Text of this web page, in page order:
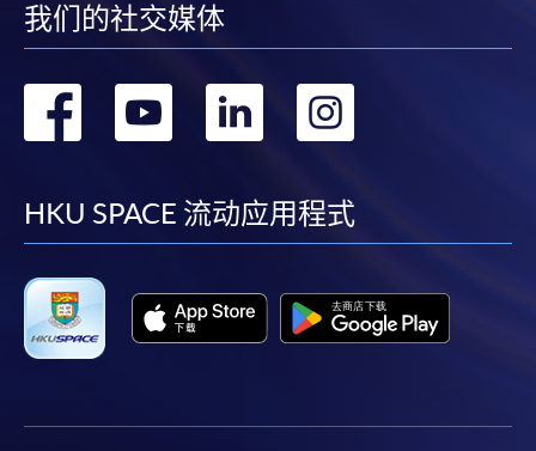
我们的社交媒体
转
facebook
转
youtube
转
linkedin
转
HKU SPACE 流动应用程式